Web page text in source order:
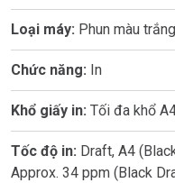
Loại máy: Phun màu
Chức năng: In
Khổ giấy in: Tối đa khổ
Tốc độ in: Draft, A4
Approx. 34 ppm (Black